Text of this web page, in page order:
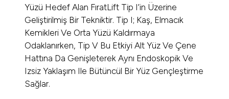
Yüzü Hedef Alan FıratLift Tip I’in Üzerine
Geliştirilmiş Bir Tekniktir. Tip I; Kaş, Elmacık
Kemikleri Ve Orta Yüzü Kaldırmaya
Odaklanırken, Tip V Bu Etkiyi Alt Yüz Ve Çene
Hattına Da Genişleterek Aynı Endoskopik Ve
Izsiz Yaklaşım Ile Bütüncül Bir Yüz Gençleştirme
Sağlar.